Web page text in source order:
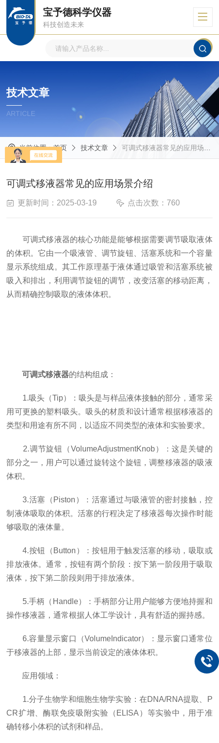
宝予德科学仪器
科技创造未来
技术文章
ARTICLE
当前位置：首页 技术文章 可调式移液器常见的应用场景介绍
可调式移液器常见的应用场景介绍
更新时间：2025-03-19 点击次数：760
可调式移液器的核心功能是能够根据需要调节吸取液体
的体积。它由一个吸液管、调节旋钮、活塞系统和一个容量
显示系统组成。其工作原理基于液体通过吸管和活塞系统被
吸入和排出，利用调节旋钮的调节，改变活塞的移动距离，
从而精确控制吸取的液体体积。
可调式移液器的结构组成：
1.吸头（Tip）：吸头是与样品液体接触的部分，通常采
用可更换的塑料吸头。吸头的材质和设计通常根据移液器的
类型和用途有所不同，以适应不同类型的液体和实验要求。
2.调节旋钮（VolumeAdjustmentKnob）：这是关键的
部分之一，用户可以通过旋转这个旋钮，调整移液器的吸液
体积。
3.活塞（Piston）：活塞通过与吸液管的密封接触，控
制液体吸取的体积。活塞的行程决定了移液器每次操作时能
够吸取的液体量。
4.按钮（Button）：按钮用于触发活塞的移动，吸取或
排放液体。通常，按钮有两个阶段：按下第一阶段用于吸取
液体，按下第二阶段则用于排放液体。
5.手柄（Handle）：手柄部分让用户能够方便地持握和
操作移液器，通常根据人体工学设计，具有舒适的握持感。
6.容量显示窗口（VolumeIndicator）：显示窗口通常位
于移液器的上部，显示当前设定的液体体积。
应用领域：
1.分子生物学和细胞生物学实验：在DNA/RNA提取、P
CR扩增、酶联免疫吸附实验（ELISA）等实验中，用于准
确转移小体积的试剂和样品。